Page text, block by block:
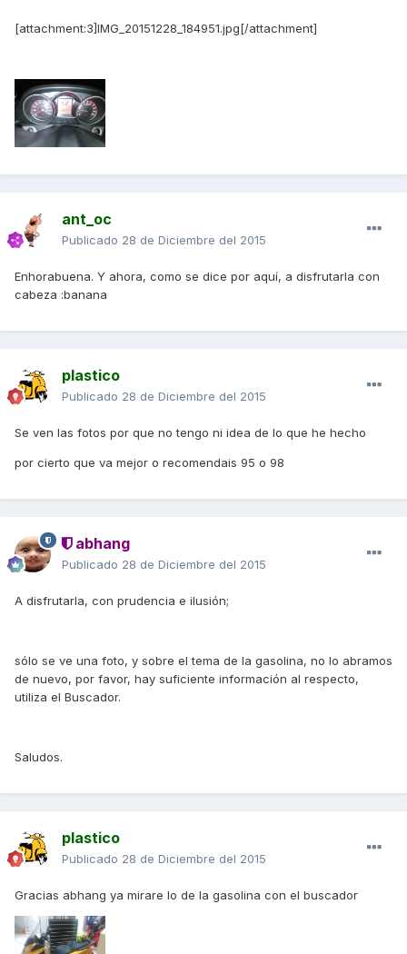
[attachment:3]IMG_20151228_184951.jpg[/attachment]
ant_oc
Publicado 28 de Diciembre del 2015
Enhorabuena. Y ahora, como se dice por aquí, a disfrutarla con
cabeza :banana
plastico
Publicado 28 de Diciembre del 2015
Se ven las fotos por que no tengo ni idea de lo que he hecho
por cierto que va mejor o recomendais 95 o 98
abhang
Publicado 28 de Diciembre del 2015
A disfrutarla, con prudencia e ilusión;
sólo se ve una foto, y sobre el tema de la gasolina, no lo abramos
de nuevo, por favor, hay suficiente información al respecto,
utiliza el Buscador.
Saludos.
plastico
Publicado 28 de Diciembre del 2015
Gracias abhang ya mirare lo de la gasolina con el buscador